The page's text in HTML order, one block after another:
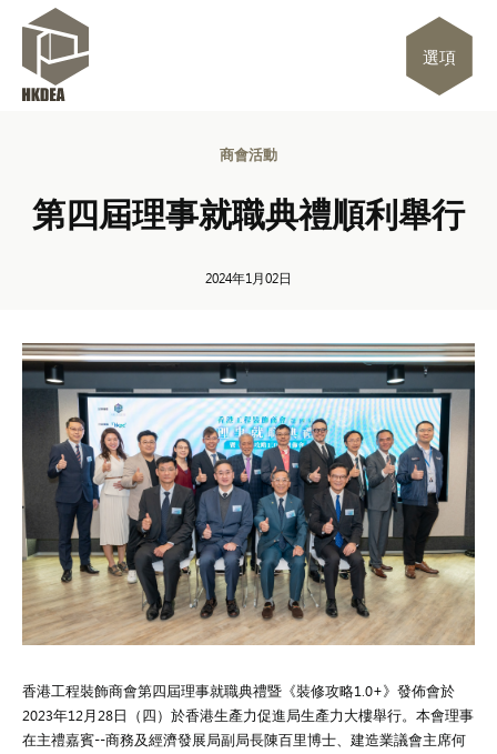
選項
商會活動
第四屆理事就職典禮順利舉行
2024年1月02日
香港工程裝飾商會第四屆理事就職典禮暨《裝修攻略1.0+》發佈會於
2023年12月28日（四）於香港生產力促進局生產力大樓舉行。本會理事
在主禮嘉賓--商務及經濟發展局副局長陳百里博士、建造業議會主席何